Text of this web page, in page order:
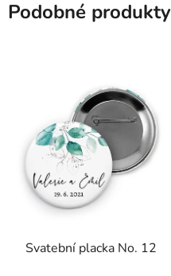
Podobné produkty
Svatební placka No. 12